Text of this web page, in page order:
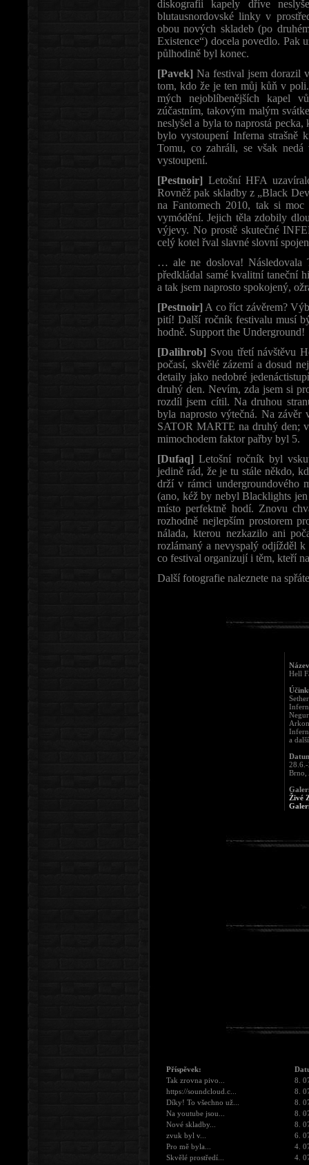
diskografii kapely dříve
blutausnordovské linky v
obou nových skladeb (po
Existence“) docela povedlo. Pak
půlhodině byl konec.
[Pavek] Na festival jsem dorazil
tom, kdo že je ten můj kůň v
mých nejoblíbenějších kapel
zúčastním, takovým malým
neslyšel a byla to naprostá
bylo vystoupení Inferna strašně
Tomu, co zahráli, se však
vystoupení.
[Pestnoir] Letošní HFA
Rovněž pak skladby z „Black
na Fantomech 2010, tak si moc
vymódění. Jejich těla zdobily
výjevy. No prostě skutečné
celý kotel řval slavné slovní
… ale ne doslova! Následovala
předkládal samé kvalitní taneční
a tak jsem naprosto spokojený,
[Pestnoir] A co říct závěrem?
pití! Další ročník festivalu musí
hodně. Support the Underground!
[Dalihrob] Svou třetí návštěvu
počasí, skvělé zázemí a dosud
detaily jako nedobré
druhý den. Nevím, zda jsem si
rozdíl jsem cítil. Na druhou
byla naprosto výtečná. Na závěr
SATOR MARTE na druhý den;
mimochodem faktor pařby byl 5.
[Dufaq]Letošní ročník byl
jedině rád, že je tu stále někdo,
drží v rámci undergroundového
(ano, kéž by nebyl Blacklights
místo perfektně hodí. Znovu
rozhodně nejlepším prostorem
nálada, kterou nezkazilo ani
rozlámaný a nevyspalý odjížděl
co festival organizují i těm, kteří
Další fotografie naleznete na
Hell
a další
Brno,
Živé
Příspěvek:
Tak zrovna pivo...
8.
https://soundcloud.c...
8.
Díky! To všechno už...
8.
Na youtube jsou...
8.
Nové skladby...
8.
zvuk byl v...
6.
Pro mě byla...
4.
Skvělé prostředí...
4.